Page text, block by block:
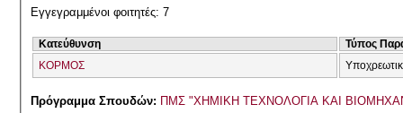
Εγγεγραμμένοι φοιτητές: 7
Κατεύθυνση
Τύπος
ΚΟΡΜΟΣ
Πρόγραμμα Σπουδών: ΠΜΣ "ΧΗΜΙΚΗ ΤΕΧΝΟΛΟΓΙΑ ΚΑΙ